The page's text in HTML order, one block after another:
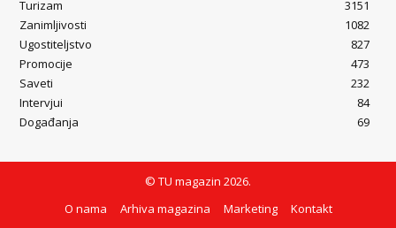
Turizam
3151
Zanimljivosti
1082
Ugostiteljstvo
827
Promocije
473
Saveti
232
Intervjui
84
Događanja
69
© TU magazin 2026.
O nama
Arhiva magazina Marketing Kontakt